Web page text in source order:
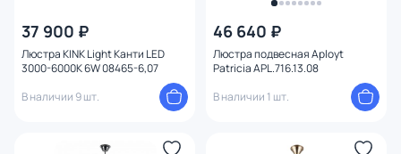
37 900 ₽
Люстра KINK Light Канти LED
3000-6000К 6W 08465-6,07
В наличии 9 шт.
46 640 ₽
Люстра подвесная Aployt
Patricia APL.716.13.08
В наличии 1 шт.